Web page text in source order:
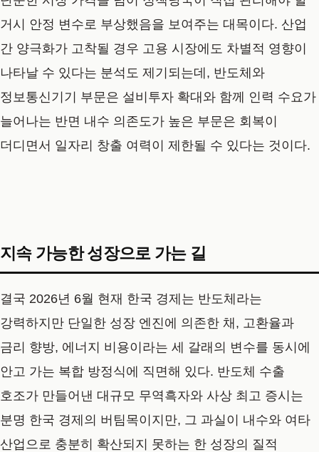
거시 안정 변수로 부상했음을 보여주는 대목이다. 산업
간 양극화가 고착될 경우 고용 시장에도 차별적 영향이
나타날 수 있다는 분석도 제기되는데, 반도체와
정보통신기기 부문은 설비투자 확대와 함께 인력 수요가
늘어나는 반면 내수 의존도가 높은 부문은 회복이
더디면서 일자리 창출 여력이 제한될 수 있다는 것이다.
지속 가능한 성장으로 가는 길
결국 2026년 6월 현재 한국 경제는 반도체라는
강력하지만 단일한 성장 엔진에 의존한 채, 고환율과
금리 향방, 에너지 비용이라는 세 갈래의 변수를 동시에
안고 가는 복합 방정식에 직면해 있다. 반도체 수출
호조가 만들어낸 대규모 무역흑자와 사상 최고 증시는
분명 한국 경제의 버팀목이지만, 그 과실이 내수와 여타
산업으로 충분히 확산되지 못하는 한 성장의 질적